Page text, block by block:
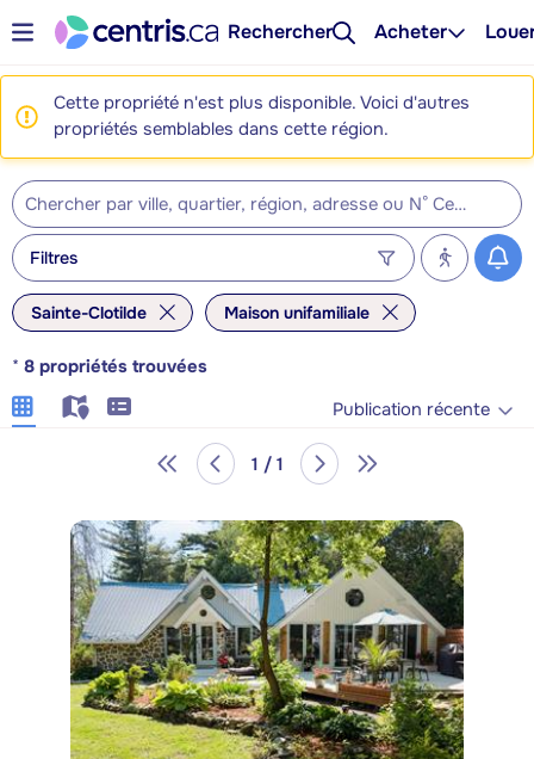
Rechercher Acheter
Cette propriété n'est plus disponible. Voici d'autres
propriétés semblables dans cette région.
Filtres
Sainte-Clotilde Maison unifamiliale
* 8 propriétés trouvées
Publication récente
1 / 1